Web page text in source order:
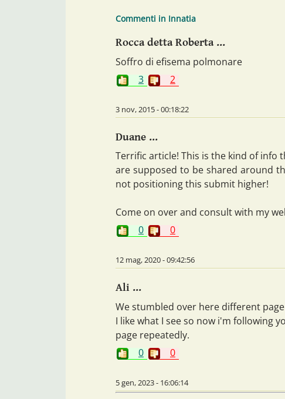
Commenti in Innatia
Rocca detta Roberta ...
Soffro di efisema polmonare
3
2
3 nov, 2015 - 00:18:22
Duane ...
Terrific article! This is the kind of info
are supposed to be shared around
not positioning this submit higher!
Come on over and consult with my
0
0
12 mag, 2020 - 09:42:56
Ali ...
We stumbled over here different
I like what I see so now i'm following
page repeatedly.
0
0
5 gen, 2023 - 16:06:14